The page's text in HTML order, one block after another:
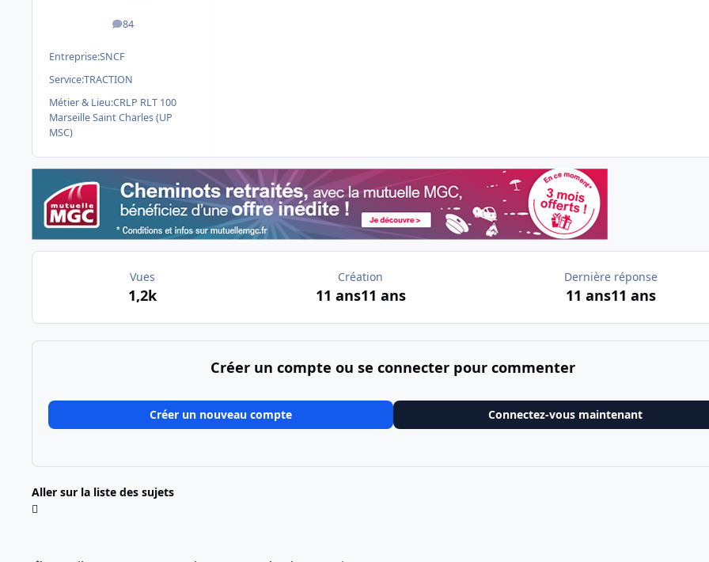
84
messages
Entreprise:SNCF
Service:TRACTION
Métier & Lieu:CRLP RLT 100
Marseille Saint Charles (UP
MSC)
Vues
1,2k
Création
11 ans11 ans
Dernière réponse
11 ans11 ans
Créer un compte ou se connecter pour commenter
Créer un nouveau compte Connectez-vous maintenant
Aller sur la liste des sujets